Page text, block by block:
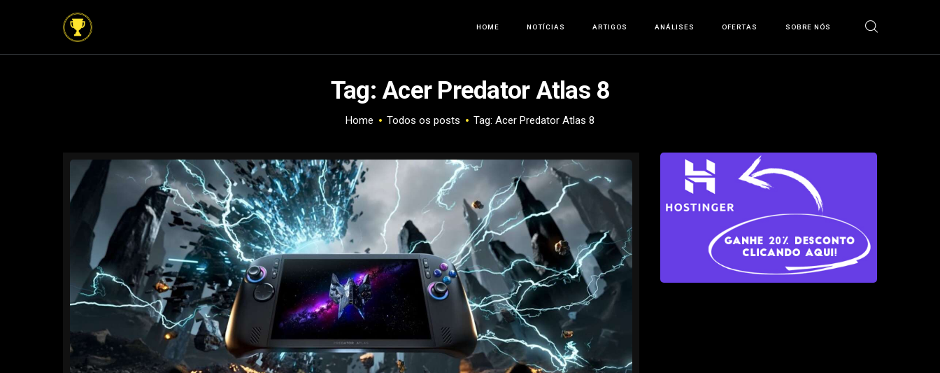
HOME NOTÍCIAS ARTIGOS ANÁLISES OFERTAS SOBRE NÓS
Tag: Acer Predator Atlas 8
Home Todos os posts Tag: Acer Predator Atlas 8
NOTÍCIAS
ARTIGOS
OFERTAS
SOBRE NÓS